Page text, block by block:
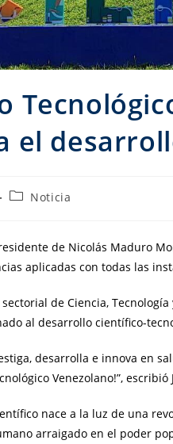
el
Noticia
de Nicolás Maduro
aplicadas con todas las
de Ciencia,
al desarrollo científico-
desarrolla e innova en
Venezolano!”,
nace a la luz de una
arraigado en el poder